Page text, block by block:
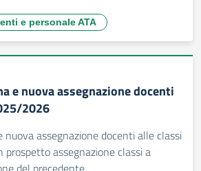
e personale ATA
e nuova assegnazione docenti
2026
nuova assegnazione docenti alle classi
assegnazione classi a